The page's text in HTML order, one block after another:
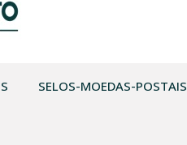
SELOS-MOEDAS-POSTAIS